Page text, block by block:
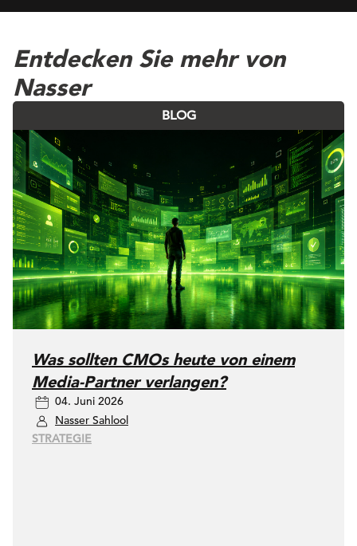
Entdecken Sie mehr von
Nasser
BLOG
Was sollten CMOs heute von einem
Media-Partner verlangen?
04. Juni 2026
Nasser Sahlool
STRATEGIE